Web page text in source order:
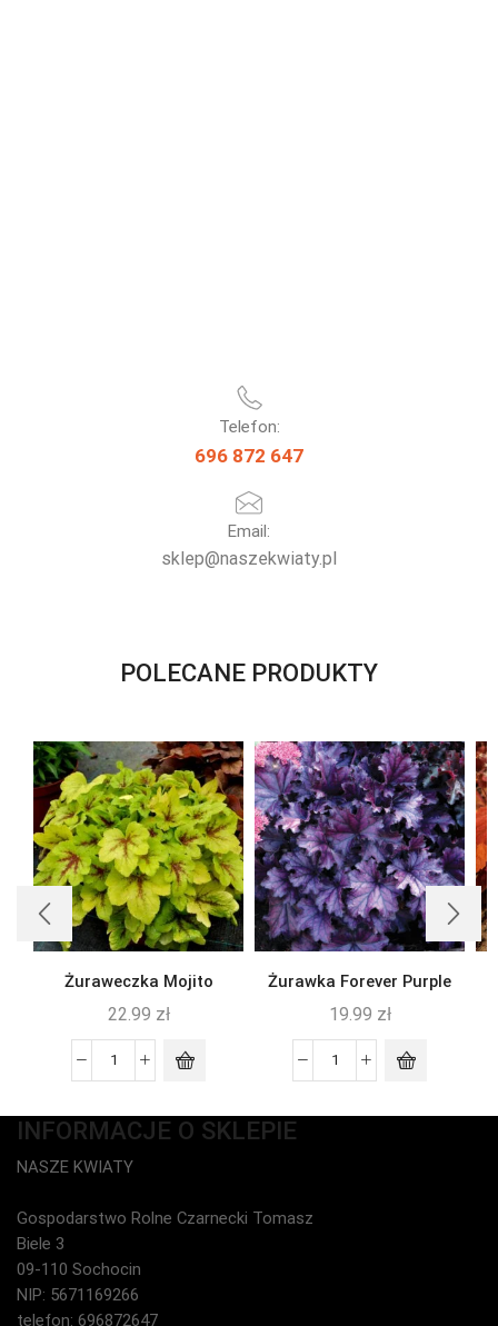
Telefon:
696 872 647
Email:
sklep@naszekwiaty.pl
POLECANE PRODUKTY
Żuraweczka Mojito
22.99 zł
Żurawka Forever Purple
19.99 zł
INFORMACJE O SKLEPIE
NASZE KWIATY
Gospodarstwo Rolne Czarnecki Tomasz
Biele 3
09-110 Sochocin
NIP: 5671169266
telefon: 696872647